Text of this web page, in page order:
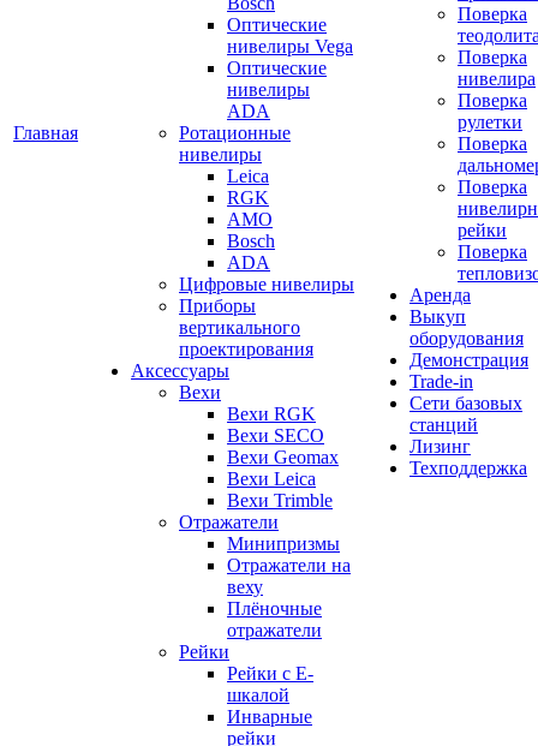
Главная
Оптические
нивелиры Vega
Оптические
нивелиры
ADA
Ротационные
нивелиры
Leica
RGK
AMO
Bosch
ADA
Цифровые нивелиры
Приборы
вертикального
проектирования
Аксессуары
Вехи
Вехи RGK
Вехи SECO
Вехи Geomax
Вехи Leica
Вехи Trimble
Отражатели
Минипризмы
Отражатели на
веху
Плёночные
отражатели
Рейки
Рейки с E-
шкалой
Инварные
рейки
Поверка
Поверка
нивелира
Поверка
рулетки
Поверка
Поверка
рейки
Поверка
Аренда
Выкуп
оборудования
Демонстрация
Trade-in
Сети базовых
станций
Лизинг
Техподдержка